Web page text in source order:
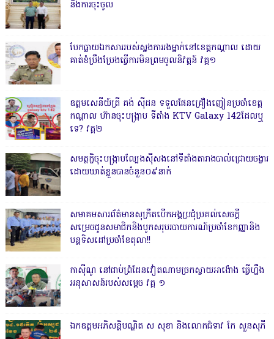
នឹងការចុះចូល
បែកធ្លាយឯកសាររបស់ស្នងការរងម្នាក់នៅខេត្តកណ្ដាល ដោយ
គាត់ខំប្រឹងប្រែងធ្វើការមិនព្រមចូលនិវត្តន៍ វគ្គ១
ឧត្តមសេនីយ៍ត្រី គង់ ស៊ីដន ទទួលផែនគ្រឿងញៀនប្រចាំខេត្ត
កណ្តាល ហ៊ានចុះបង្ក្រាប ទីតាំង KTV Galaxy 142ដែលឬ
ទេ? វគ្គ២
សមត្ថកិ្ចចុះបង្ក្រាបល្បែងស៊ីសងនៅទីតាំងតារាងបាល់ជ្រោយចង្វារ
ដោយឃាត់ខ្លួនបានចំនួន០៩នាក់
សមាគមសារព័ត៌មានសុក្រឹតបើកអង្គប្រជុំប្រគល់សេចក្តី
សម្រេចជូនសមាជិកនិងបូកសរុបរបាយការណ៍ប្រចាំខែកញ្ញានិង
បន្តទិសដៅប្រចាំខែតុលា!!
កាសុីណូ នៅជាប់ព្រំដែនវៀតណាមច្រកស្វាយអាង៉ោង ធ្វើហ្នឹង
អនុសាសន៍របស់សម្ដេច វគ្គ ១
ឯកឧត្តមអភិសន្តិបណ្ឌិត ស សុខា និងលោកជំទាវ កែ សួនសុភី